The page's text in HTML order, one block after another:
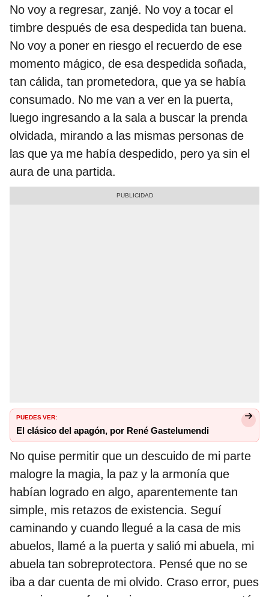
No voy a regresar, zanjé. No voy a tocar el
timbre después de esa despedida tan buena.
No voy a poner en riesgo el recuerdo de ese
momento mágico, de esa despedida soñada,
tan cálida, tan prometedora, que ya se había
consumado. No me van a ver en la puerta,
luego ingresando a la sala a buscar la prenda
olvidada, mirando a las mismas personas de
las que ya me había despedido, pero ya sin el
aura de una partida.
PUEDES VER:
El clásico del apagón, por René Gastelumendi
No quise permitir que un descuido de mi parte
malogre la magia, la paz y la armonía que
habían logrado en algo, aparentemente tan
simple, mis retazos de existencia. Seguí
caminando y cuando llegué a la casa de mis
abuelos, llamé a la puerta y salió mi abuela, mi
abuela tan sobreprotectora. Pensé que no se
iba a dar cuenta de mi olvido. Craso error, pues